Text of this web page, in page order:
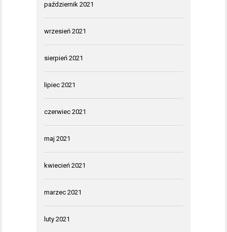
październik 2021
wrzesień 2021
sierpień 2021
lipiec 2021
czerwiec 2021
maj 2021
kwiecień 2021
marzec 2021
luty 2021